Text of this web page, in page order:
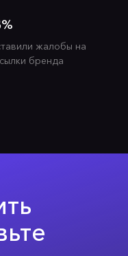
жалобы на
бренда